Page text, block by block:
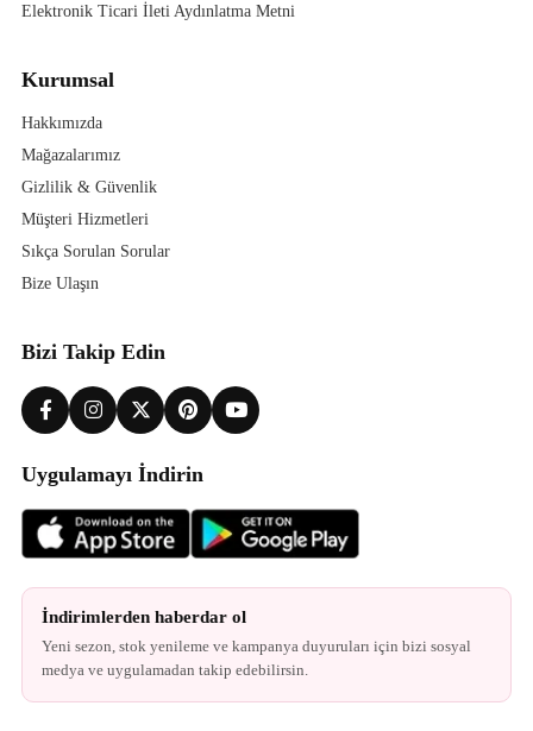
Elektronik Ticari İleti Aydınlatma Metni
Kurumsal
Hakkımızda
Mağazalarımız
Gizlilik & Güvenlik
Müşteri Hizmetleri
Sıkça Sorulan Sorular
Bize Ulaşın
Bizi Takip Edin
Uygulamayı İndirin
İndirimlerden haberdar ol
Yeni sezon, stok yenileme ve kampanya duyuruları için bizi sosyal
medya ve uygulamadan takip edebilirsin.